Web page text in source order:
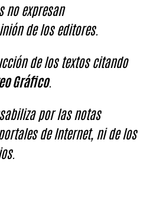
no expresan
de los editores.
de los textos citando
Gráfico.
por las notas
de Internet, ni de los